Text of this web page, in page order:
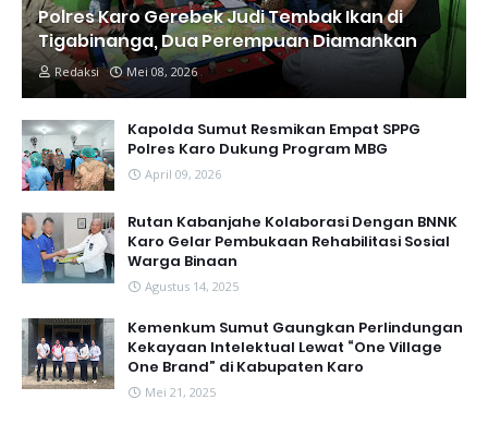
Polres Karo Gerebek Judi Tembak Ikan di
Tigabinanga, Dua Perempuan Diamankan
Redaksi Mei 08, 2026
Kapolda Sumut Resmikan Empat SPPG
Polres Karo Dukung Program MBG
April 09, 2026
Rutan Kabanjahe Kolaborasi Dengan BNNK
Karo Gelar Pembukaan Rehabilitasi Sosial
Warga Binaan
Agustus 14, 2025
Kemenkum Sumut Gaungkan Perlindungan
Kekayaan Intelektual Lewat “One Village
One Brand” di Kabupaten Karo
Mei 21, 2025